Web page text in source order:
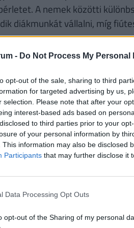
- Do Not Process My Personal
opt-out of the sale, sharing to third
for targeted advertising by us,
selection. Please note that after your
interest-based ads based on
to third parties prior to your
of your personal information by
This information may also be disclosed
Participants that may further disclose it
Data Processing Opt Outs
opt-out of the Sharing of my personal
A nemek közötti
diákmunkát vállalni, míg
HA NYUGDÍJBA MEGY:
örvendenek a
. Mivel évtizedekre előre
garancia, úgy tűnik ez
Demennyi pénzhez is juthatunk
védhetjük ki egy ilyen
a cikkben, illetve a